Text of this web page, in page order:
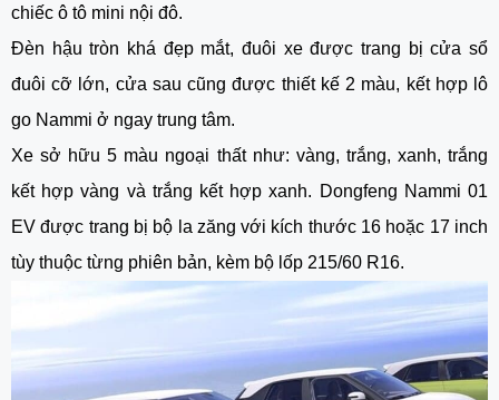
chiếc ô tô mini nội đô.
Đèn hậu tròn khá đẹp mắt, đuôi xe được trang bị cửa sổ
đuôi cỡ lớn, cửa sau cũng được thiết kế 2 màu, kết hợp lô
go Nammi ở ngay trung tâm.
Xe sở hữu 5 màu ngoại thất như: vàng, trắng, xanh, trắng
kết hợp vàng và trắng kết hợp xanh. Dongfeng Nammi 01
EV được trang bị bộ la zăng với kích thước 16 hoặc 17 inch
tùy thuộc từng phiên bản, kèm bộ lốp 215/60 R16.